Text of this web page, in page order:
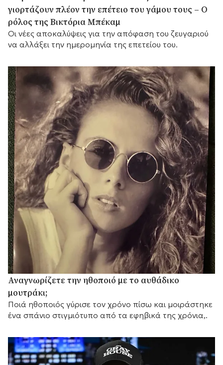
γιορτάζουν πλέον την επέτειο του γάμου τους – Ο
ρόλος της Βικτόρια Μπέκαμ
Οι νέες αποκαλύψεις για την απόφαση του ζευγαριού
να αλλάξει την ημερομηνία της επετείου του.
Αναγνωρίζετε την ηθοποιό με το αυθάδικο
μουτράκι;
Ποιά ηθοποιός γύρισε τον χρόνο πίσω και μοιράστηκε
ένα σπάνιο στιγμιότυπο από τα εφηβικά της χρόνια,.